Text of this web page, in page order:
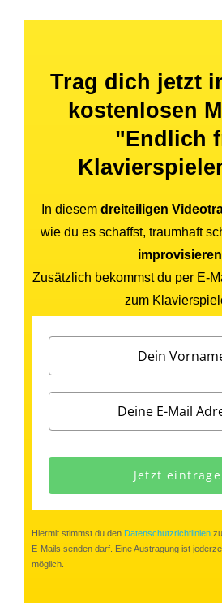
Trag dich jetzt
kostenlosen
"Endlich
In diesem dreiteiligen
wie du es schaffst, traumhaft
improvisieren
Zusätzlich bekommst du per E-
zum
Jetzt
Hiermit stimmst du den Datenschutzrichtlinien
E-Mails senden darf. Eine Austragung ist
möglich.